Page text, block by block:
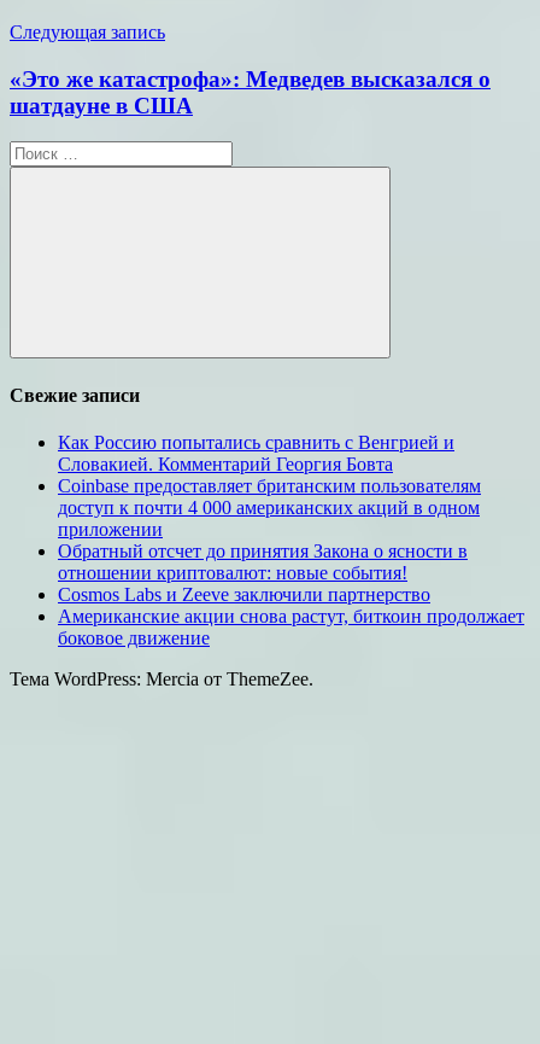
Следующая запись
«Это же катастрофа»: Медведев высказался о
шатдауне в США
Поиск
для:
Поиск
Свежие записи
Как Россию попытались сравнить с Венгрией и
Словакией. Комментарий Георгия Бовта
Coinbase предоставляет британским пользователям
доступ к почти 4 000 американских акций в одном
приложении
Обратный отсчет до принятия Закона о ясности в
отношении криптовалют: новые события!
Cosmos Labs и Zeeve заключили партнерство
Американские акции снова растут, биткоин продолжает
боковое движение
Тема WordPress: Mercia от ThemeZee.